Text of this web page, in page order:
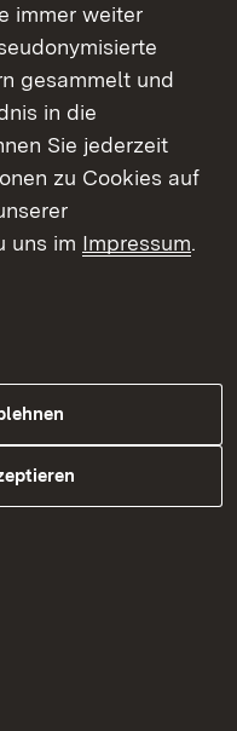
blieb von den
oder
verschont
alten Bebauung
mittelalterliche
archäologischer
im
aufgeführten
im
Rapp betonte: „In
den Wert der
erkannt und
zu erhalten. Der
immer weiter
gesammelt und
in die
Sie jederzeit
zu Cookies auf
uns im Impressum.